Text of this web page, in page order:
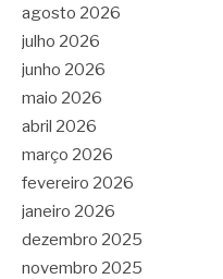
agosto 2026
julho 2026
junho 2026
maio 2026
abril 2026
março 2026
fevereiro 2026
janeiro 2026
dezembro 2025
novembro 2025